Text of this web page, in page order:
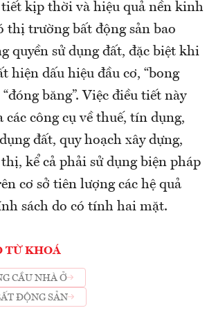
kịp thời và hiệu quả nền kinh
thị trường bất động sản bao
quyền sử dụng đất, đặc biệt khi
hiện dấu hiệu đầu cơ, “bong
băng”. Việc điều tiết này
các công cụ về thuế, tín dụng,
đất, quy hoạch xây dựng,
kể cả phải sử dụng biện pháp
cơ sở tiên lượng các hệ quả
sách do có tính hai mặt.
TỪ KHOÁ
CẦU NHÀ Ở
ĐỘNG SẢN